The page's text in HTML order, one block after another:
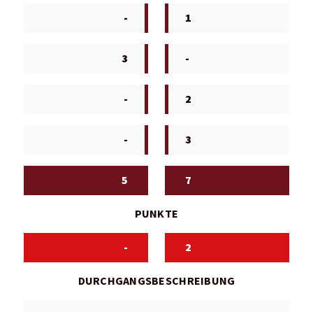
- 1
3 -
- 2
- 3
5 7
PUNKTE
- 2
DURCHGANGSBESCHREIBUNG